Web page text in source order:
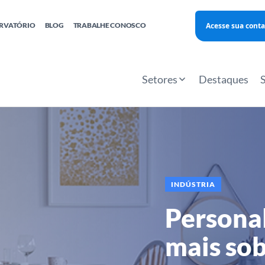
BLOG TRABALHE CONOSCO Acesse sua conta
Setores Destaques
INDÚSTRIA
mais